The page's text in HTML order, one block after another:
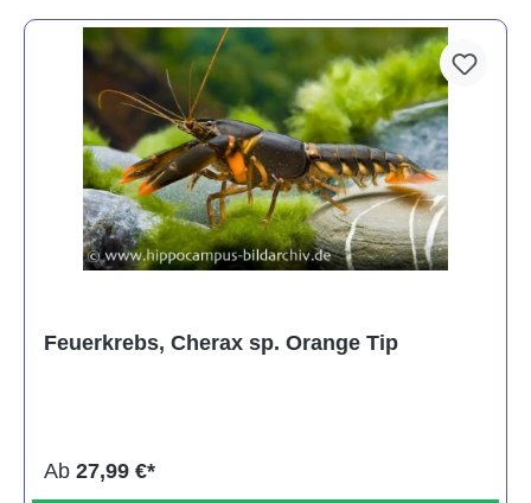
Feuerkrebs, Cherax sp. Orange Tip
Ab 27,99 €*